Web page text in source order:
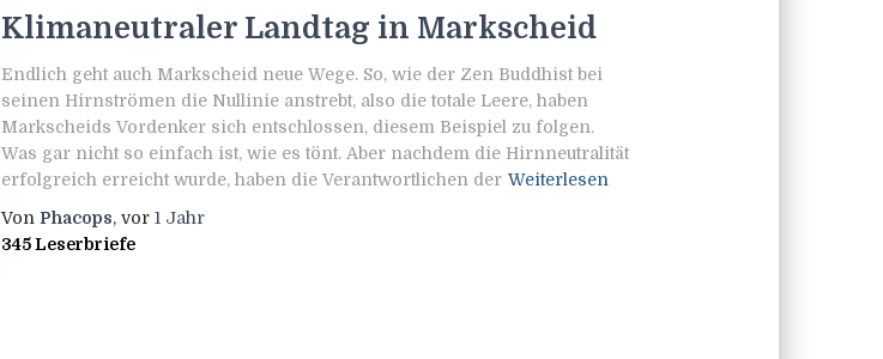
Klimaneutraler Landtag in Markscheid
Endlich geht auch Markscheid neue Wege. So, wie der Zen Buddhist bei
seinen Hirnströmen die Nullinie anstrebt, also die totale Leere, haben
Markscheids Vordenker sich entschlossen, diesem Beispiel zu folgen.
Was gar nicht so einfach ist, wie es tönt. Aber nachdem die Hirnneutralität
erfolgreich erreicht wurde, haben die Verantwortlichen der Weiterlesen
Von Phacops, vor 1 Jahr
345 Leserbriefe